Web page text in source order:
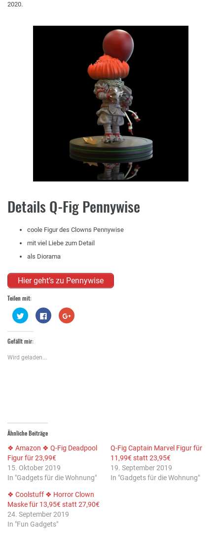
2020.
Details Q-Fig Pennywise
coole Figur des Clowns Pennywise
mit viel Liebe zum Detail
als Diorama
Hier geht’s zu Pennywise
Teilen mit:
Klick,
um
Twitter
zu
teilen
in
neuem
Klick,
um
Zum
Teilen
Gefällt mir:
Wird geladen...
Ähnliche Beiträge
❖ Amazon ❖ Q-Fig Deadpool
Figur für 23,99€
15. Oktober 2019
In "Gadgets für die Wohnung"
Q-Fig Captain Marvel Figur für
11,99€ statt 23,95€
19. September 2019
In "Gadgets für die Wohnung"
❖ Coolstuff ❖ Horror Clown
Maske für 13,95€ statt 27,90€
24. September 2019
In "Fun Gadgets"